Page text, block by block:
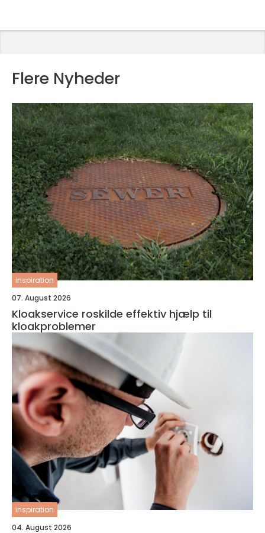
Flere Nyheder
inspiration
07. August 2026
Kloakservice roskilde effektiv hjælp til
kloakproblemer
inspiration
04. August 2026